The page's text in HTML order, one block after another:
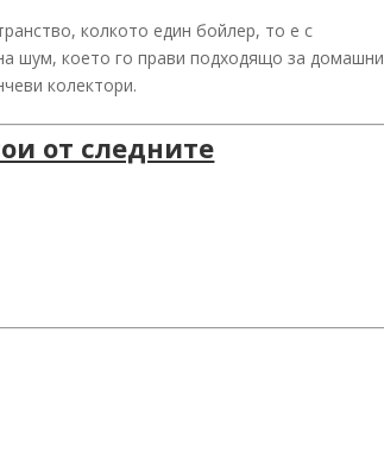
колкото един бойлер, то е с
шум, което го прави подходящо за домашни
колектори.
от следните